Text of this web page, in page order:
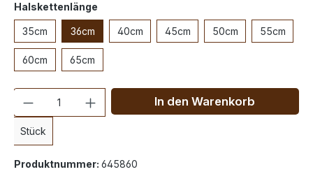
Halskettenlänge
35cm 36cm 40cm 45cm 50cm 55cm
60cm 65cm
Anzahl
Stück
In den Warenkorb
Produktnummer: 645860